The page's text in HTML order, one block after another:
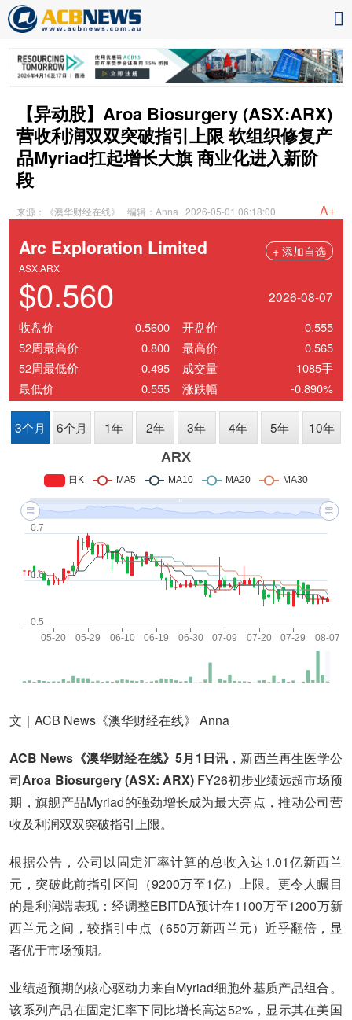
【异动股】Aroa Biosurgery (ASX:ARX)
营收利润双双突破指引上限 软组织修复产
品Myriad扛起增长大旗 商业化进入新阶
段
来源：《澳华财经在线》 编辑：Anna 2026-05-01 06:18:00 A+
文｜ACB News《澳华财经在线》 Anna
ACB News《澳华财经在线》5月1日讯 ，新西兰再生医学公
司Aroa Biosurgery (ASX: ARX)FY26初步业绩远超市场预
期，旗舰产品Myriad的强劲增长成为最大亮点，推动公司营
收及利润双双突破指引上限。
根据公告，公司以固定汇率计算的总收入达1.01亿新西兰
元，突破此前指引区间（9200万至1亿）上限。更令人瞩目
的是利润端表现：经调整EBITDA预计在1100万至1200万新
西兰元之间，较指引中点（650万新西兰元）近乎翻倍，显
著优于市场预期。
业绩超预期的核心驱动力来自Myriad细胞外基质产品组合。
该系列产品在固定汇率下同比增长高达52%，显示其在美国